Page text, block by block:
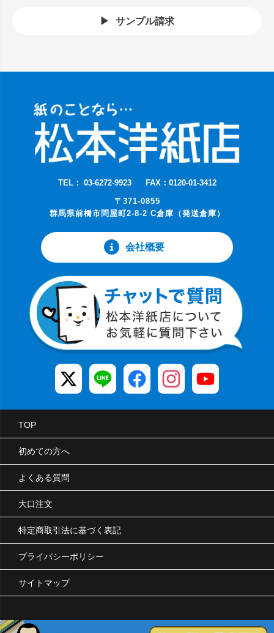
サンプル請求
TEL： 03-6272-9923
FAX：0120-01-3412
〒371-0855
群馬県前橋市問屋町2-8-2 C倉庫（発送倉庫）
会社概要
TOP
初めての方へ
よくある質問
大口注文
特定商取引法に基づく表記
プライバシーポリシー
サイトマップ